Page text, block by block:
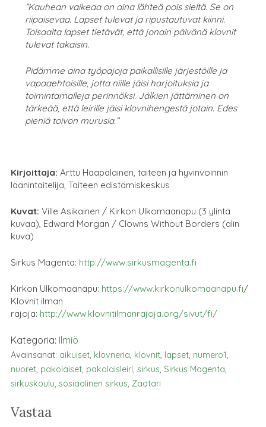
”Kauhean vaikeaa on aina lähteä pois sieltä. Se on
riipaisevaa. Lapset tulevat ja ripustautuvat kiinni.
Toisaalta lapset tietävät, että jonain päivänä klovnit
tulevat takaisin.
Pidämme aina työpajoja paikallisille järjestöille ja
vapaaehtoisille, jotta niille jäisi harjoituksia ja
toimintamalleja perinnöksi. Jälkien jättäminen on
tärkeää, että leirille jäisi klovnihengestä jotain. Edes
pieniä toivon murusia.”
Kirjoittaja: Arttu Haapalainen, taiteen ja hyvinvoinnin
läänintaitelija, Taiteen edistämiskeskus
Kuvat: Ville Asikainen / Kirkon Ulkomaanapu (3 ylintä
kuvaa), Edward Morgan / Clowns Without Borders (alin
kuva)
Sirkus Magenta: http://www.sirkusmagenta.fi
Kirkon Ulkomaanapu: https://www.kirkonulkomaanapu.fi/
Klovnit ilman
rajoja: http://www.klovnitilmanrajoja.org/sivut/fi/
Kategoria: Ilmiö
Avainsanat: aikuiset, klovneria, klovnit, lapset, numero1,
nuoret, pakolaiset, pakolaisleiri, sirkus, Sirkus Magenta,
sirkuskoulu, sosiaalinen sirkus, Zaatari
Vastaa